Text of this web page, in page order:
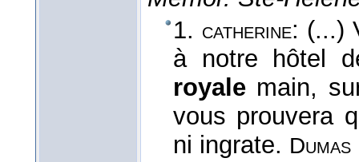
1. catherine: (...)
à notre hôtel
royale main,
vous prouvera
ni ingrate. Dumas